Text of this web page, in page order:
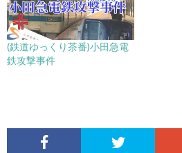
(鉄道ゆっくり茶番)小田急電
鉄攻撃事件